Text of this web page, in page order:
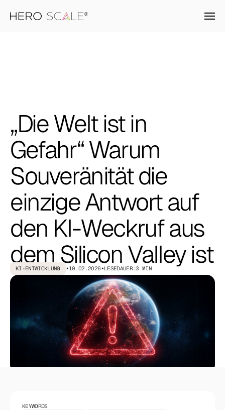
Unternehmen
Karriere
Effizienzrechner
Newsroom
KI einfach erklärt
„DieWelt istin
Gefahr“Warum
Souveränitätdie
einzigeAntwortauf
den KI-Weckrufaus
dem SiliconValleyist
KI-ENTWICKLUNG •19.02.2026•LESEDAUER:3 MIN
KEYWORDS